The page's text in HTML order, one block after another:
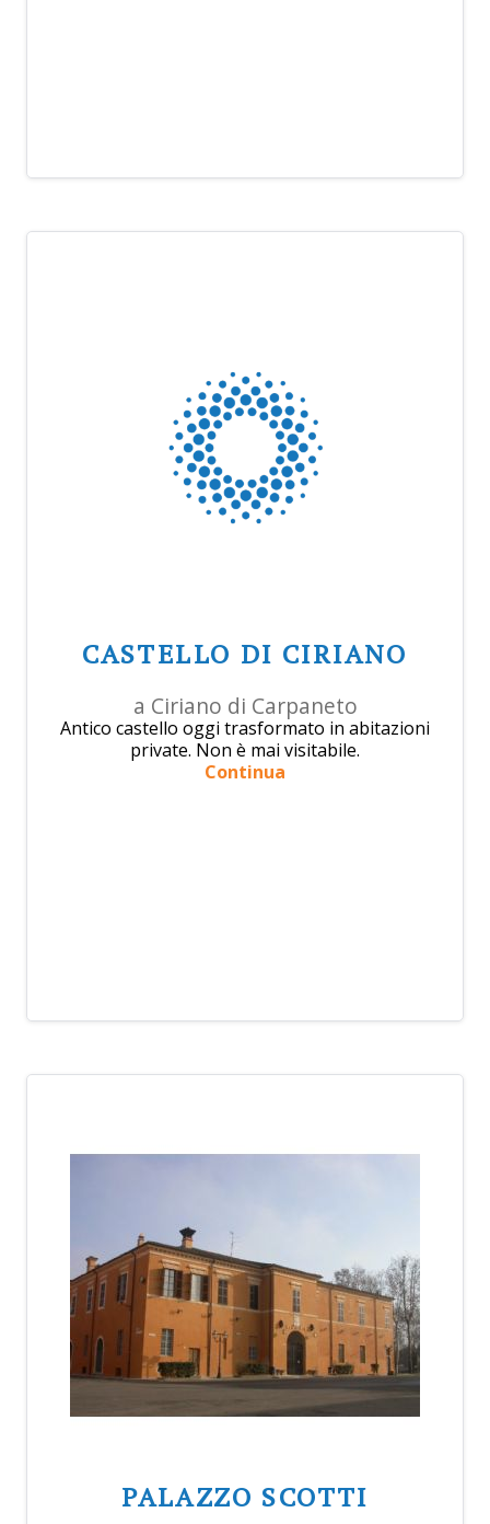
CASTELLO DI CIRIANO
a Ciriano di Carpaneto
Antico castello oggi trasformato in abitazioni
private. Non è mai visitabile.
Continua
PALAZZO SCOTTI